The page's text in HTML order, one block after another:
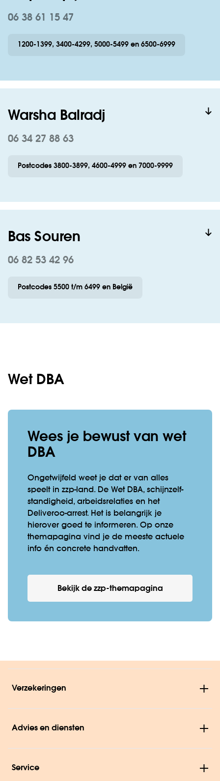
06 38 61 15 47
1200-1399, 3400-4299, 5000-5499 en 6500-6999
Warsha Balradj
06 34 27 88 63
Postcodes 3800-3899, 4600-4999 en 7000-9999
Bas Souren
06 82 53 42 96
Postcodes 5500 t/m 6499 en België
Wet DBA
Wees je bewust van wet
DBA
Ongetwijfeld weet je dat er van alles
speelt in zzp-land. De Wet DBA, schijn­zelf­
standig­heid, arbeids­relaties en het
Deliveroo-arrest. Het is belangrijk je
hierover goed te informeren. Op onze
themapagina vind je de meeste actuele
info én concrete handvatten.
Bekijk de zzp-themapagina
Verzekeringen
Advies en diensten
Service